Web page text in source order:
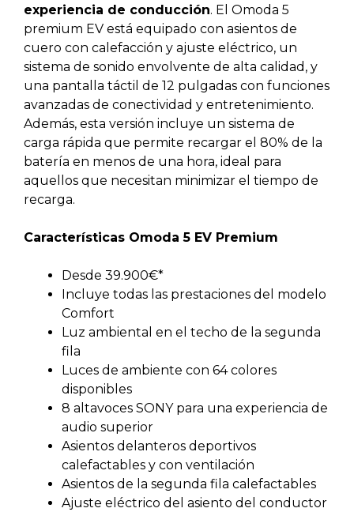
experiencia de conducción. El Omoda 5
premium EV está equipado con asientos de
cuero con calefacción y ajuste eléctrico, un
sistema de sonido envolvente de alta calidad, y
una pantalla táctil de 12 pulgadas con funciones
avanzadas de conectividad y entretenimiento.
Además, esta versión incluye un sistema de
carga rápida que permite recargar el 80% de la
batería en menos de una hora, ideal para
aquellos que necesitan minimizar el tiempo de
recarga.
Características Omoda 5 EV Premium
Desde 39.900€*
Incluye todas las prestaciones del modelo
Comfort
Luz ambiental en el techo de la segunda
fila
Luces de ambiente con 64 colores
disponibles
8 altavoces SONY para una experiencia de
audio superior
Asientos delanteros deportivos
calefactables y con ventilación
Asientos de la segunda fila calefactables
Ajuste eléctrico del asiento del conductor